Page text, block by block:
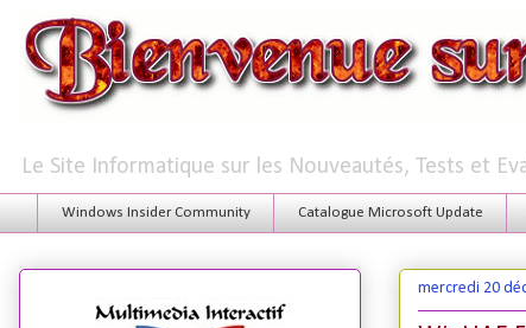
Le Site Informatique sur les Nouveautés, Tests et
Windows Insider Community Catalogue Microsoft Update
mercredi 20